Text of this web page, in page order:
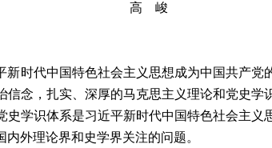
高 峻
新时代中国特色社会主义思想成为中国共产党
信念，扎实、深厚的马克思主义理论和党史学
史学识体系是习近平新时代中国特色社会主义
外理论界和史学界关注的问题。